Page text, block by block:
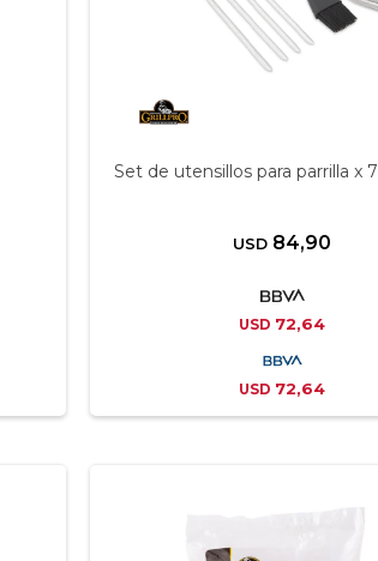
Set de utensillos para parrilla x 7
USD 84,90
USD 72,64
USD 72,64